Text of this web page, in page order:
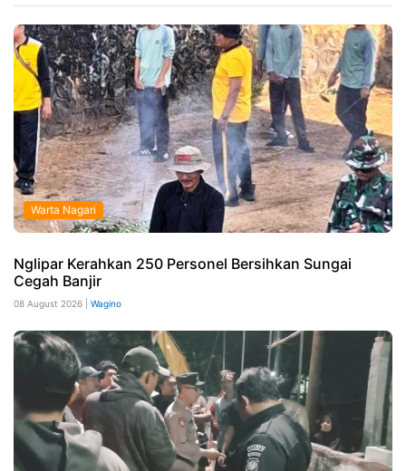
Warta Nagari
Nglipar Kerahkan 250 Personel Bersihkan Sungai
Cegah Banjir
08 August 2026 | Wagino